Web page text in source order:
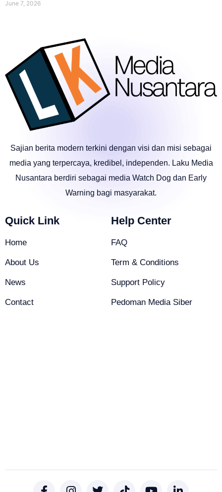
June 7, 2026
Sajian berita modern terkini dengan visi dan misi sebagai
media yang terpercaya, kredibel, independen. Laku Media
Nusantara berdiri sebagai media Watch Dog dan Early
Warning bagi masyarakat.
Quick Link
Home
About Us
News
Contact
Help Center
FAQ
Term & Conditions
Support Policy
Pedoman Media Siber